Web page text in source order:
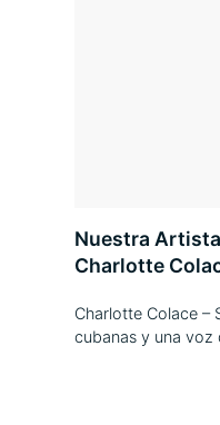
Nuestra
Charlotte
Charlotte Colace –
cubanas y una voz